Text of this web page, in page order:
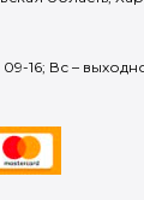
16; Вс –